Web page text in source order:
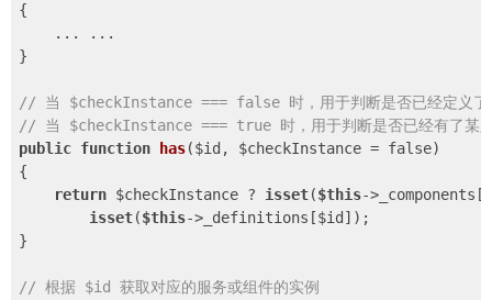
{
    ... ...
}
// 当 $checkInstance === false 时，用于判断是否已经定义了
// 当 $checkInstance === true 时，用于判断是否已经有了某人
public function has($id, $checkInstance = false)
{
return $checkInstance ? isset($this-
isset($this->_definitions[$id]);
}
// 根据 $id 获取对应的服务或组件的实例